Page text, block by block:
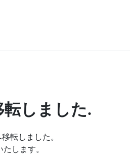
しました.
移転しました。
します。